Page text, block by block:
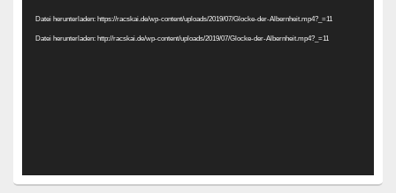
Datei herunterladen: https://racskai.de/wp-content/uploads/2019/07/Glocke-der-Albernheit.mp4?_=11
Datei herunterladen: http://racskai.de/wp-content/uploads/2019/07/Glocke-der-Albernheit.mp4?_=11